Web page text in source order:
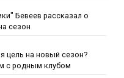
Бевеев рассказал о
сезон
цель на новый сезон?
с родным клубом